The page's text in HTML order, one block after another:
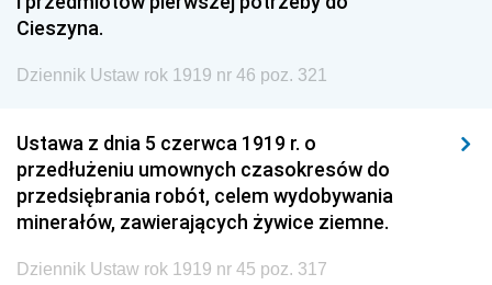
Cieszyna.
Dziennik Ustaw rok 1919 nr 46 poz. 321
Ustawa z dnia 5 czerwca 1919 r. o
przedłużeniu umownych czasokresów do
przedsiębrania robót, celem wydobywania
minerałów, zawierających żywice ziemne.
Dziennik Ustaw rok 1919 nr 45 poz. 317